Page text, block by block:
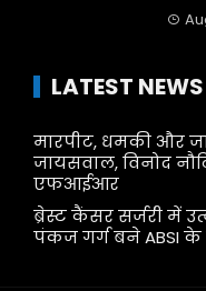
LATEST NEWS
मारपीट, धमकी और
जायसवाल, विनोद
एफआईआर
ब्रेस्ट कैंसर सर्जरी में
पंकज गर्ग बने ABSI के